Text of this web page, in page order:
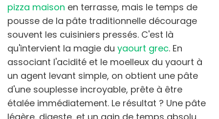
pizza maison en terrasse, mais le temps de
pousse de la pâte traditionnelle décourage
souvent les cuisiniers pressés. C'est là
qu'intervient la magie du yaourt grec. En
associant l'acidité et le moelleux du yaourt à
un agent levant simple, on obtient une pâte
d'une souplesse incroyable, prête à être
étalée immédiatement. Le résultat ? Une pâte